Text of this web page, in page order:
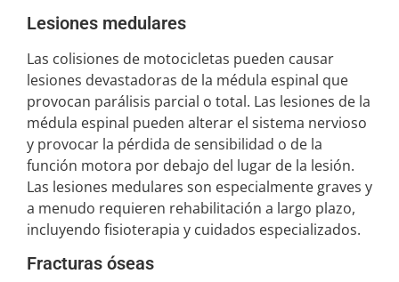
Lesiones medulares
Las colisiones de motocicletas pueden causar
lesiones devastadoras de la médula espinal que
provocan parálisis parcial o total. Las lesiones de la
médula espinal pueden alterar el sistema nervioso
y provocar la pérdida de sensibilidad o de la
función motora por debajo del lugar de la lesión.
Las lesiones medulares son especialmente graves y
a menudo requieren rehabilitación a largo plazo,
incluyendo fisioterapia y cuidados especializados.
Fracturas óseas